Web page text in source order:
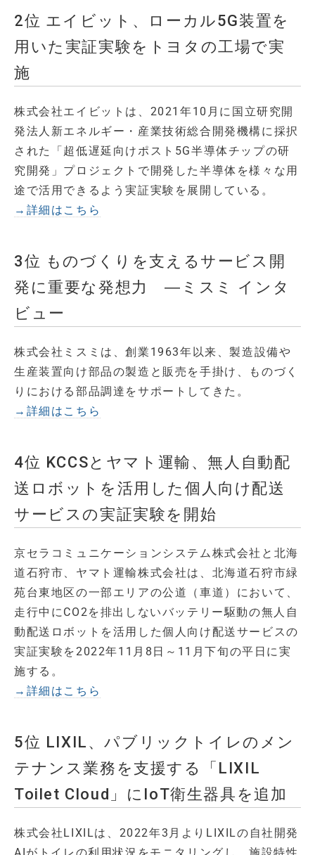
2位 エイビット、ローカル5G装置を
用いた実証実験をトヨタの工場で実
施
株式会社エイビットは、2021年10月に国立研究開
発法人新エネルギー・産業技術総合開発機構に採択
された「超低遅延向けポスト5G半導体チップの研
究開発」プロジェクトで開発した半導体を様々な用
途で活用できるよう実証実験を展開している。
→詳細はこちら
3位 ものづくりを支えるサービス開
発に重要な発想力 ―ミスミ インタ
ビュー
株式会社ミスミは、創業1963年以来、製造設備や
生産装置向け部品の製造と販売を手掛け、ものづく
りにおける部品調達をサポートしてきた。
→詳細はこちら
4位 KCCSとヤマト運輸、無人自動配
送ロボットを活用した個人向け配送
サービスの実証実験を開始
京セラコミュニケーションシステム株式会社と北海
道石狩市、ヤマト運輸株式会社は、北海道石狩市緑
苑台東地区の一部エリアの公道（車道）において、
走行中にCO2を排出しないバッテリー駆動の無人自
動配送ロボットを活用した個人向け配送サービスの
実証実験を2022年11月8日～11月下旬の平日に実
施する。
→詳細はこちら
5位 LIXIL、パブリックトイレのメン
テナンス業務を支援する「LIXIL
Toilet Cloud」にIoT衛生器具を追加
株式会社LIXILは、2022年3月よりLIXILの自社開発